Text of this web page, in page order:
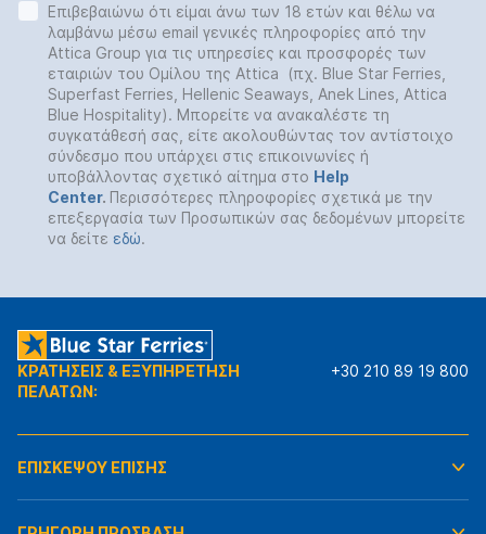
Επιβεβαιώνω ότι είμαι άνω των 18 ετών και θέλω να
λαμβάνω μέσω email γενικές πληροφορίες από την
Attica Group για τις υπηρεσίες και προσφορές των
εταιριών του Ομίλου της Attica (πχ. Blue Star Ferries,
Superfast Ferries, Hellenic Seaways, Anek Lines, Attica
Blue Hospitality). Μπορείτε να ανακαλέστε τη
συγκατάθεσή σας, είτε ακολουθώντας τον αντίστοιχο
σύνδεσμο που υπάρχει στις επικοινωνίες ή
υποβάλλοντας σχετικό αίτημα στο Help
Center. Περισσότερες πληροφορίες σχετικά με την
επεξεργασία των Προσωπικών σας δεδομένων μπορείτε
να δείτε εδώ.
ΚΡΑΤΗΣΕΙΣ & ΕΞΥΠΗΡΕΤΗΣΗ
ΠΕΛΑΤΩΝ:
+30 210 89 19 800
ΕΠΙΣΚΕΨΟΥ ΕΠΙΣΗΣ